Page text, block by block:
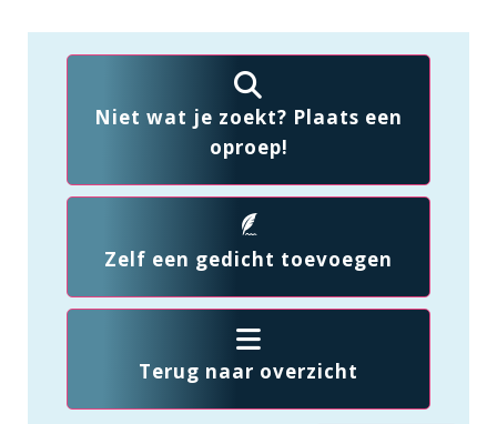
Niet wat je zoekt? Plaats een
oproep!
Zelf een gedicht toevoegen
Terug naar overzicht